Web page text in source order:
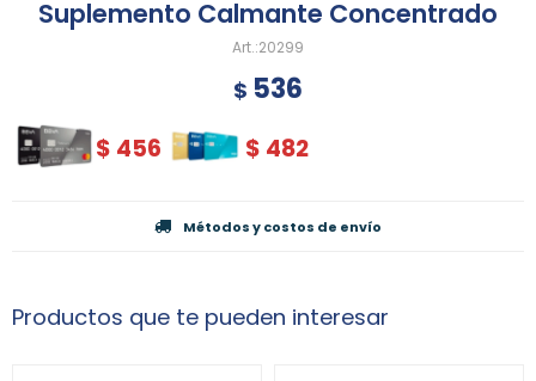
Suplemento Calmante Concentrado
20299
$ 536
$ 456 $ 482
Métodos y costos de envío
Productos que te pueden interesar